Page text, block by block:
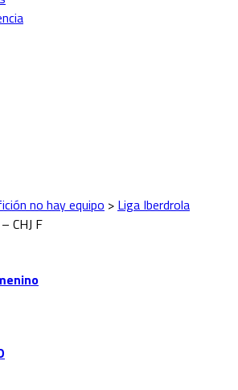
no hay equipo > Liga Iberdrola
CHJ F